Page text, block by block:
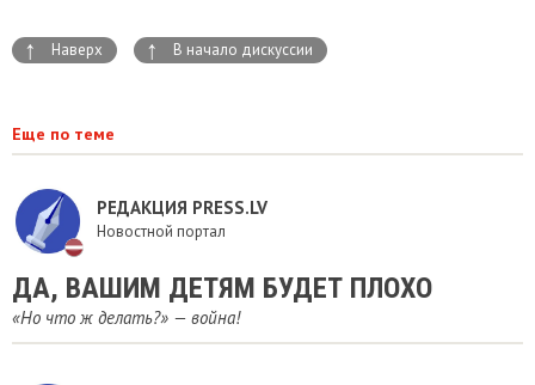
↑ Наверх ↑ В начало дискуссии
Еще по теме
РЕДАКЦИЯ PRESS.LV
Новостной портал
ДА, ВАШИМ ДЕТЯМ БУДЕТ ПЛОХО
«Но что ж делать?» — война!